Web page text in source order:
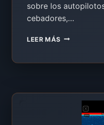
sobre los
cebadores,…
LEER MÁS AUTOPILOTO
EXTREME